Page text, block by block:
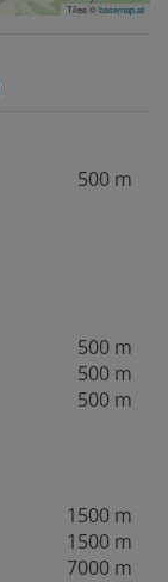
Tiles ©basemap.at
500 m
500 m
500 m
500 m
1500 m
1500 m
7000 m